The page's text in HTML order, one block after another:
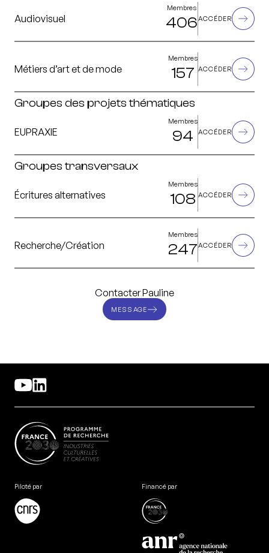
Audiovisuel
Membres
406ACCÉDER
Métiers d’art et de mode
Membres
157 ACCÉDER
Groupes des projets thématiques
EUPRAXIE
Membres
94 ACCÉDER
Groupes transversaux
Écritures alternatives
Membres
108 ACCÉDER
Recherche/Création
Membres
247ACCÉDER
Contacter Pauline
MESSAGE
Piloté par Financé par